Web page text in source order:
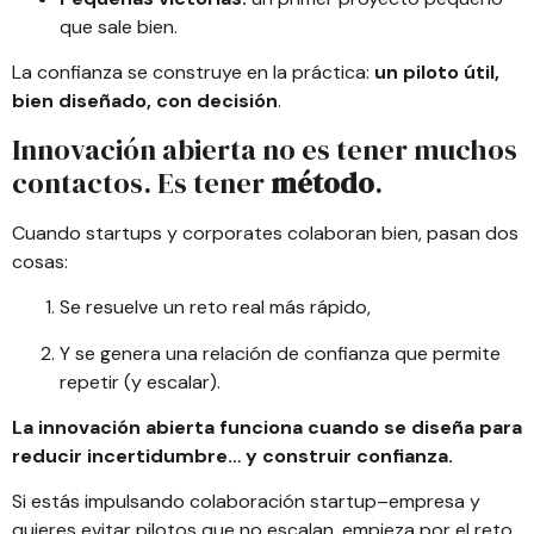
que sale bien.
La confianza se construye en la práctica: un piloto útil,
bien diseñado, con decisión.
Innovación abierta no es tener muchos
contactos. Es tenermétodo.
Cuando startups y corporates colaboran bien, pasan dos
cosas:
Se resuelve un reto real más rápido,
Y se genera una relación de confianza que permite
repetir (y escalar).
La innovación abierta funciona cuando se diseña para
reducir incertidumbre… y construir confianza.
Si estás impulsando colaboración startup–empresa y